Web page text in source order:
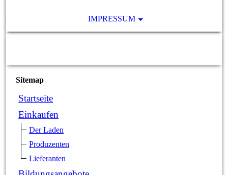
IMPRESSUM
Sitemap
Startseite
Einkaufen
Der Laden
Produzenten
Lieferanten